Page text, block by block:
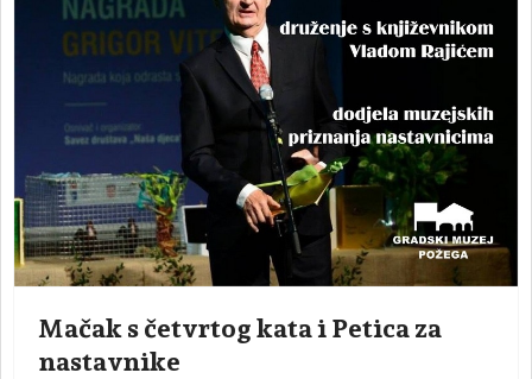
Mačak s četvrtog kata i Petica za
nastavnike